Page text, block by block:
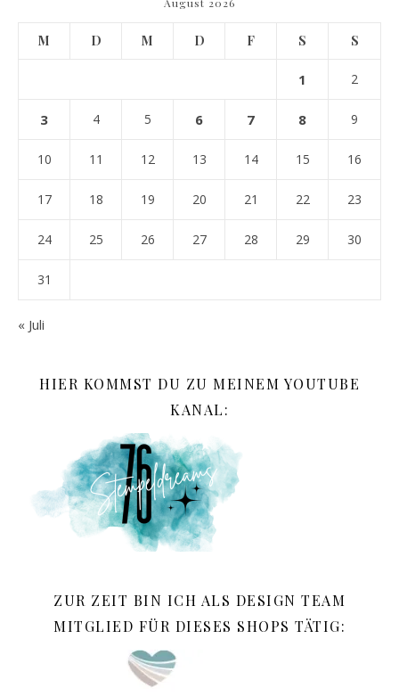
M D M D F S S
1 2
3 4 5 6 7 8 9
10 11 12 13 14 15 16
17 18 19 20 21 22 23
24 25 26 27 28 29 30
31
« Juli
HIER KOMMST DU ZU MEINEM YOUTUBE
KANAL:
ZUR ZEIT BIN ICH ALS DESIGN TEAM
MITGLIED FÜR DIESES SHOPS TÄTIG: